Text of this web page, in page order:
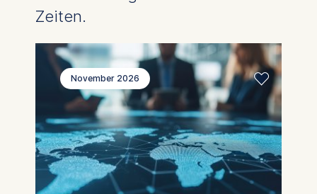
Zeiten.
November 2026